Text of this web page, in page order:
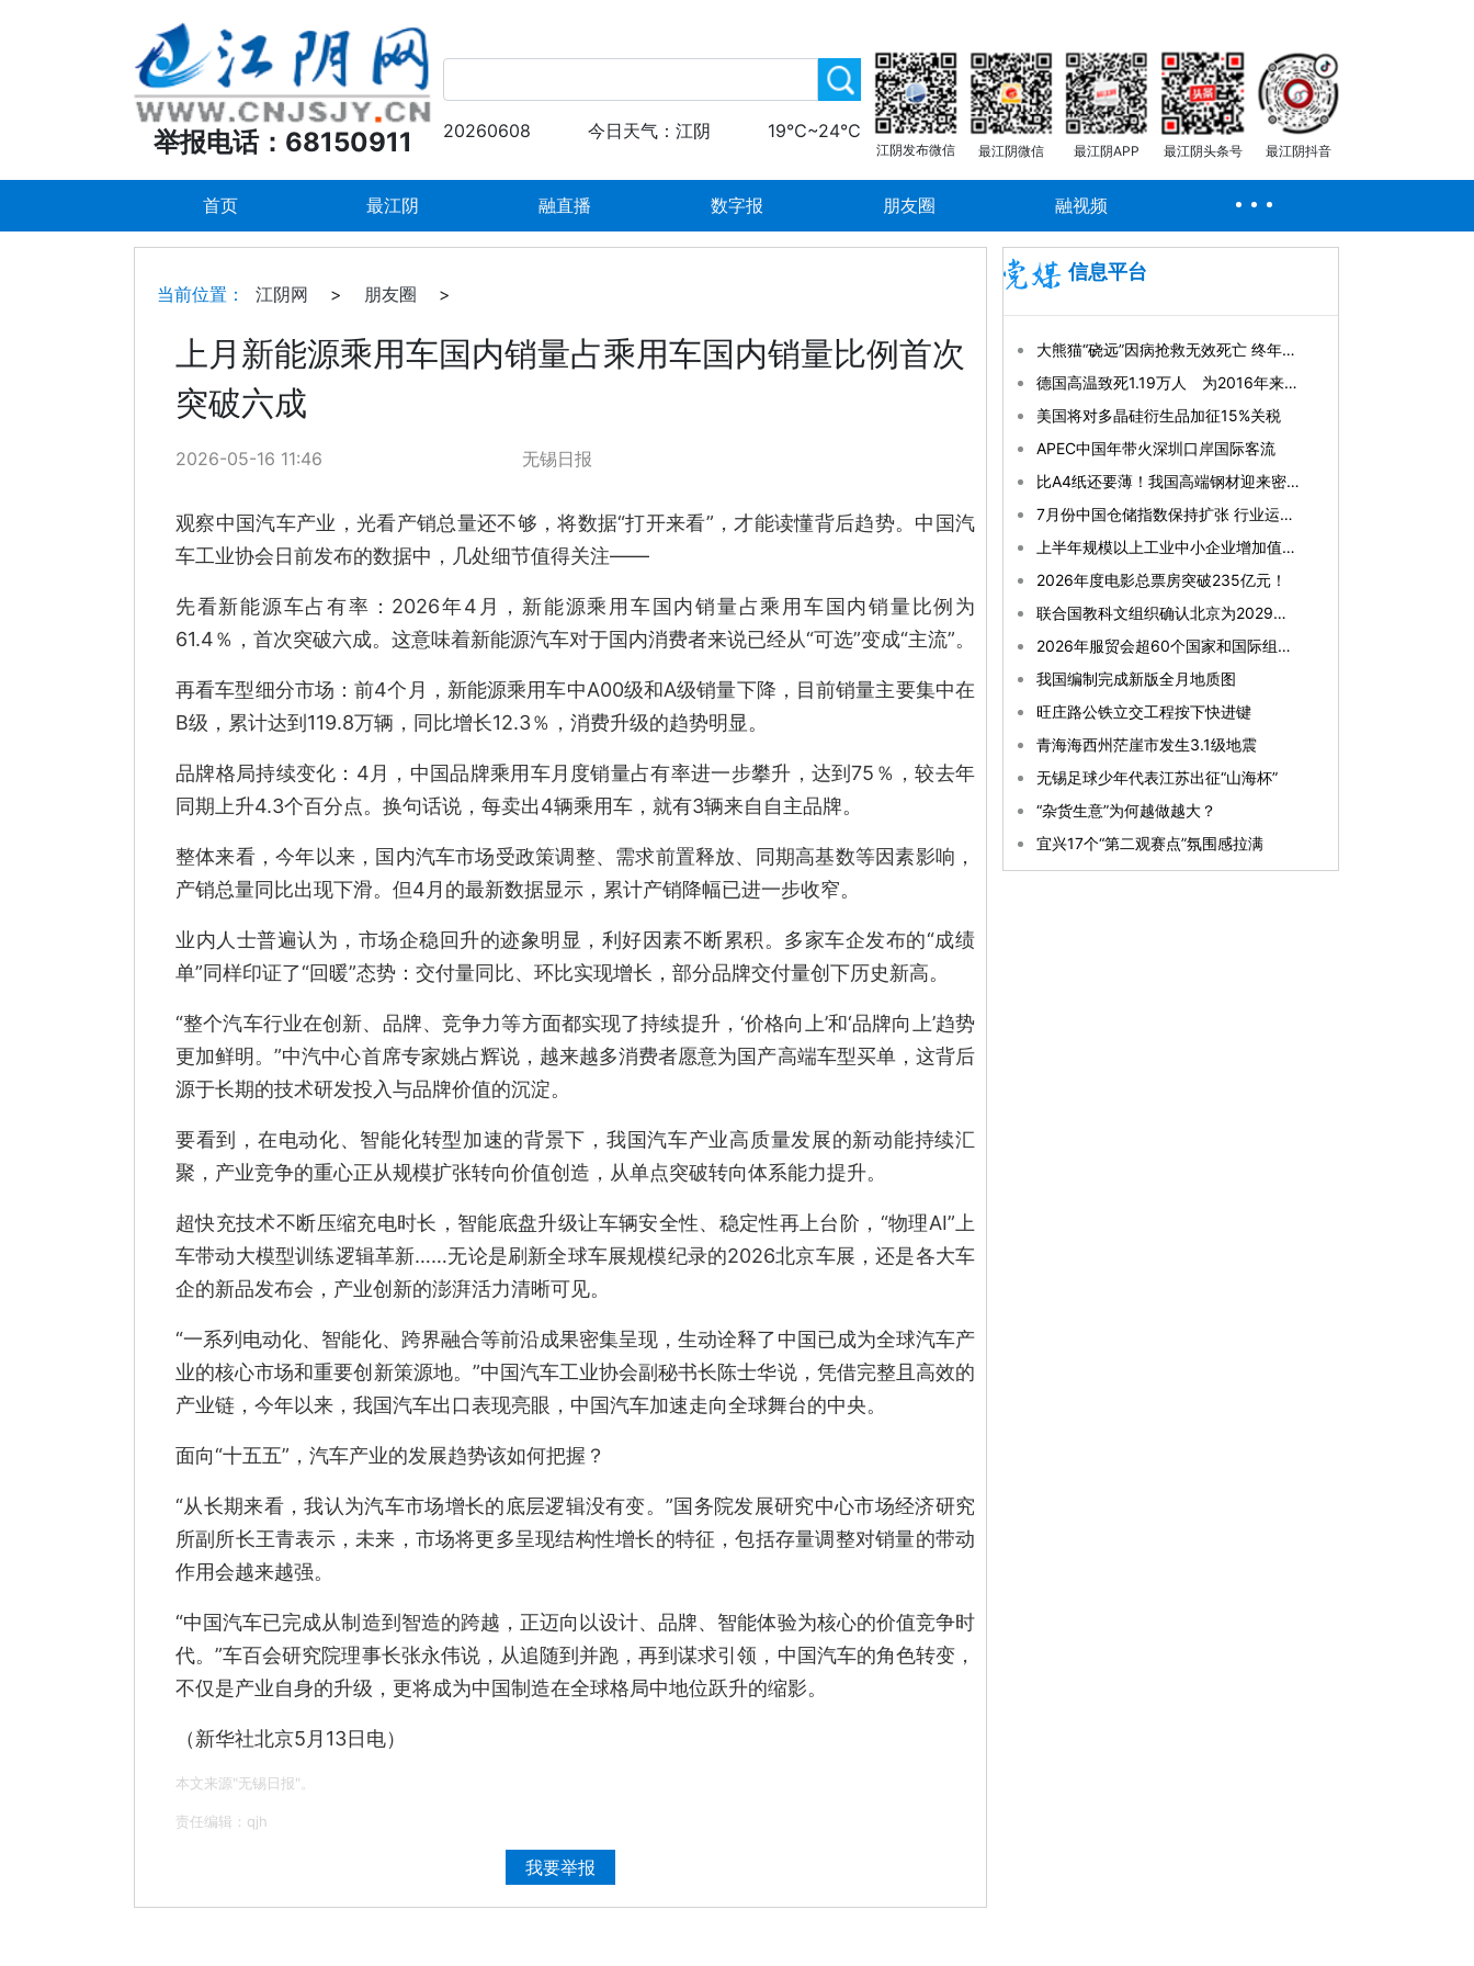
举报电话：68150911 20260608 今日天气：江阴 19℃~24℃
江阴发布微信 最江阴微信 最江阴APP 最江阴头条号 最江阴抖音
首页 最江阴 融直播 数字报 朋友圈 融视频
当前位置： 江阴网 > 朋友圈 >
上月新能源乘用车国内销量占乘用车国内销量比例首次
突破六成
2026-05-16 11:46 无锡日报
观察中国汽车产业，光看产销总量还不够，将数据“打开来看”，才能读懂背后趋势。中国汽
车工业协会日前发布的数据中，几处细节值得关注——
先看新能源车占有率：2026年4月，新能源乘用车国内销量占乘用车国内销量比例为
61.4％，首次突破六成。这意味着新能源汽车对于国内消费者来说已经从“可选”变成“主流”。
再看车型细分市场：前4个月，新能源乘用车中A00级和A级销量下降，目前销量主要集中在
B级，累计达到119.8万辆，同比增长12.3％，消费升级的趋势明显。
品牌格局持续变化：4月，中国品牌乘用车月度销量占有率进一步攀升，达到75％，较去年
同期上升4.3个百分点。换句话说，每卖出4辆乘用车，就有3辆来自自主品牌。
整体来看，今年以来，国内汽车市场受政策调整、需求前置释放、同期高基数等因素影响，
产销总量同比出现下滑。但4月的最新数据显示，累计产销降幅已进一步收窄。
业内人士普遍认为，市场企稳回升的迹象明显，利好因素不断累积。多家车企发布的“成绩
单”同样印证了“回暖”态势：交付量同比、环比实现增长，部分品牌交付量创下历史新高。
“整个汽车行业在创新、品牌、竞争力等方面都实现了持续提升，‘价格向上’和‘品牌向上’趋势
更加鲜明。”中汽中心首席专家姚占辉说，越来越多消费者愿意为国产高端车型买单，这背后
源于长期的技术研发投入与品牌价值的沉淀。
要看到，在电动化、智能化转型加速的背景下，我国汽车产业高质量发展的新动能持续汇
聚，产业竞争的重心正从规模扩张转向价值创造，从单点突破转向体系能力提升。
超快充技术不断压缩充电时长，智能底盘升级让车辆安全性、稳定性再上台阶，“物理AI”上
车带动大模型训练逻辑革新……无论是刷新全球车展规模纪录的2026北京车展，还是各大车
企的新品发布会，产业创新的澎湃活力清晰可见。
“一系列电动化、智能化、跨界融合等前沿成果密集呈现，生动诠释了中国已成为全球汽车产
业的核心市场和重要创新策源地。”中国汽车工业协会副秘书长陈士华说，凭借完整且高效的
产业链，今年以来，我国汽车出口表现亮眼，中国汽车加速走向全球舞台的中央。
面向“十五五”，汽车产业的发展趋势该如何把握？
“从长期来看，我认为汽车市场增长的底层逻辑没有变。”国务院发展研究中心市场经济研究
所副所长王青表示，未来，市场将更多呈现结构性增长的特征，包括存量调整对销量的带动
作用会越来越强。
“中国汽车已完成从制造到智造的跨越，正迈向以设计、品牌、智能体验为核心的价值竞争时
代。”车百会研究院理事长张永伟说，从追随到并跑，再到谋求引领，中国汽车的角色转变，
不仅是产业自身的升级，更将成为中国制造在全球格局中地位跃升的缩影。
（新华社北京5月13日电）
本文来源"无锡日报"。
责任编辑：qjh
我要举报
信息平台
大熊猫“硗远”因病抢救无效死亡 终年33岁
德国高温致死1.19万人 为2016年来最高纪录
美国将对多晶硅衍生品加征15%关税
APEC中国年带火深圳口岸国际客流
比A4纸还要薄！我国高端钢材迎来密集突破
7月份中国仓储指数保持扩张 行业运行韧性较强
上半年规模以上工业中小企业增加值同比增长5.8%
2026年度电影总票房突破235亿元！
联合国教科文组织确认北京为2029年“世界建筑之都”
2026年服贸会超60个国家和国际组织确认参展参会
我国编制完成新版全月地质图
旺庄路公铁立交工程按下快进键
青海海西州茫崖市发生3.1级地震
无锡足球少年代表江苏出征“山海杯”
“杂货生意”为何越做越大？
宜兴17个“第二观赛点”氛围感拉满